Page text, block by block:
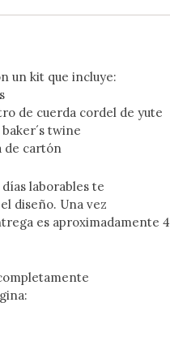
un kit que incluye:
de cuerda cordel de yute
twine
de cartón
laborables te
diseño. Una vez
es aproximadamente 4